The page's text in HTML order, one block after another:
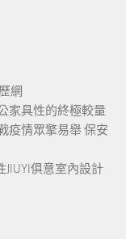
網
家具性的終極較量
疫情眾擎易舉 保安
俱意室內設計